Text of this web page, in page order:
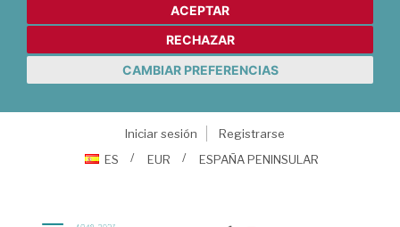
ACEPTAR
RECHAZAR
CAMBIAR PREFERENCIAS
Iniciar sesión
Registrarse
ES
EUR ESPAÑA PENINSULAR